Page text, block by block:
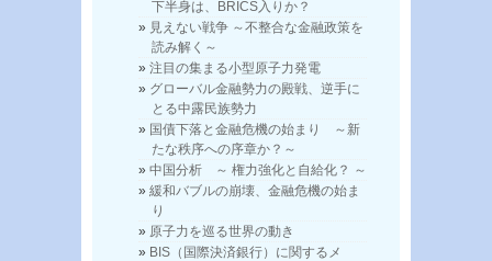
下半身は、BRICS入りか？
見えない戦争 ～不整合な金融政策を
読み解く～
注目の集まる小型原子力発電
グローバル金融勢力の殿戦、逆手に
とる中露民族勢力
国債下落と金融危機の始まり ～新
たな秩序への序章か？～
中国分析 ～ 権力強化と自給化？ ～
緩和バブルの崩壊、金融危機の始ま
り
原子力を巡る世界の動き
BIS（国際決済銀行）に関するメ